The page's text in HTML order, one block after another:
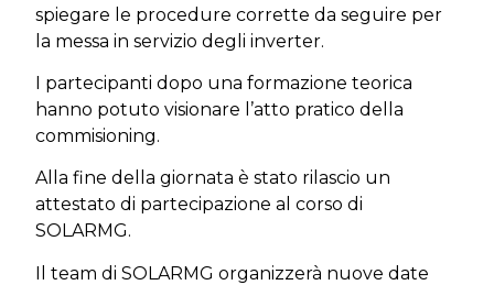
spiegare le procedure corrette da seguire per
la messa in servizio degli inverter.
I partecipanti dopo una formazione teorica
hanno potuto visionare l’atto pratico della
commisioning.
Alla fine della giornata è stato rilascio un
attestato di partecipazione al corso di
SOLARMG.
Il team di SOLARMG organizzerà nuove date